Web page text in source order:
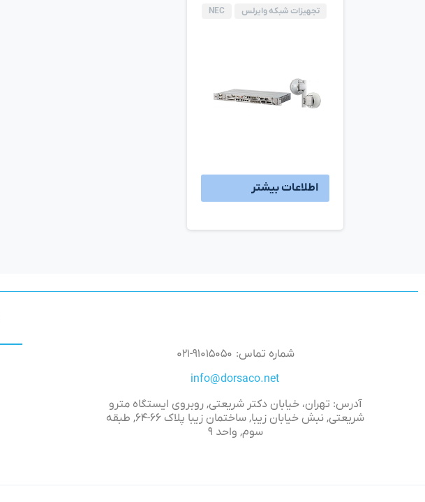
تجهیزات شبکه وایرلس NEC
اطلاعات بیشتر
شماره تماس: ۹۱۰۱۵۰۵۰-۰۲۱
آدرس: تهران، خیابان دکتر شریعتی, روبروی ایستگاه مترو
شریعتی, نبش خیابان زیبا, ساختمان زیبا پلاک ۶۶-۶۴, طبقه
سوم, واحد ۹